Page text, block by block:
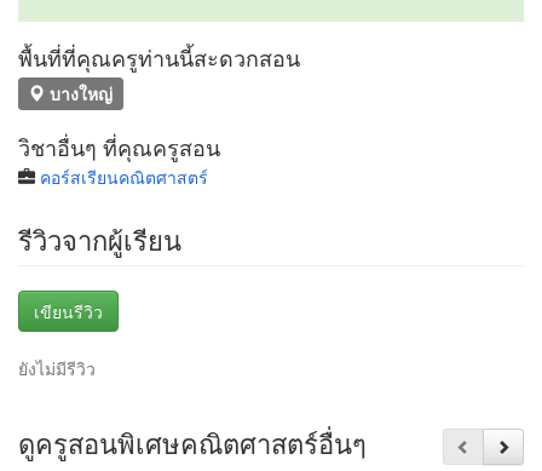
พื้นที่ที่คุณครูท่านนี้สะดวกสอน
บางใหญ่
วิชาอื่นๆ ที่คุณครูสอน
คอร์สเรียนคณิตศาสตร์
รีวิวจากผู้เรียน
เขียนรีวิว
ยังไม่มีรีวิว
ดูครูสอนพิเศษคณิตศาสตร์อื่นๆ